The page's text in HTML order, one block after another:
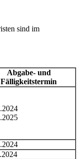
sind im
Abgabe- und
Fälligkeitstermin